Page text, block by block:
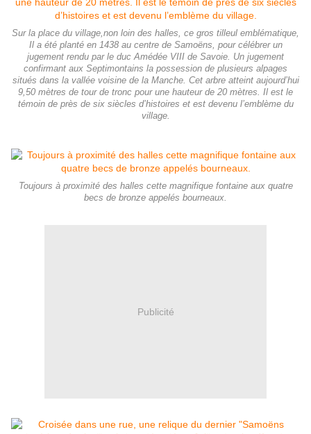
Sur la place du village,non loin des halles, ce gros tilleul emblématique,
Il a été planté en 1438 au centre de Samoëns, pour célébrer un
jugement rendu par le duc Amédée VIII de Savoie. Un jugement
confirmant aux Septimontains la possession de plusieurs alpages
situés dans la vallée voisine de la Manche. Cet arbre atteint aujourd’hui
9,50 mètres de tour de tronc pour une hauteur de 20 mètres. Il est le
témoin de près de six siècles d’histoires et est devenu l’emblème du
village.
Toujours à proximité des halles cette magnifique fontaine aux quatre
becs de bronze appelés bourneaux.
Publicité